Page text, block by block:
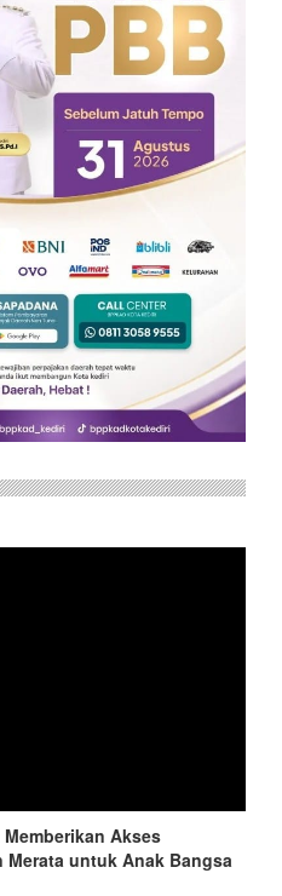
Akses
untuk Anak Bangsa